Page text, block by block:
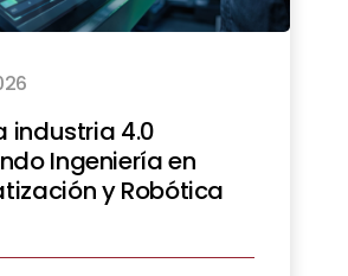
industria 4.0
Ingeniería en
y Robótica